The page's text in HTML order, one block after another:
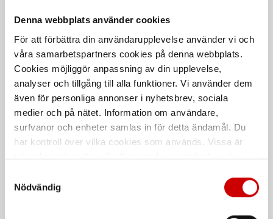
Denna webbplats använder cookies
För att förbättra din användarupplevelse använder vi och
våra samarbetspartners cookies på denna webbplats.
Cookies möjliggör anpassning av din upplevelse,
analyser och tillgång till alla funktioner. Vi använder dem
även för personliga annonser i nyhetsbrev, sociala
medier och på nätet. Information om användare,
surfvanor och enheter samlas in för detta ändamål. Du
har kontroll över vilka cookies som används. Vissa är
tekniskt nödvändiga. Godkännande av statistik- och
länder utanför EU med olika dataskyddsnormer. Genom
att godkänna samtycker du till sådana överföringar. Läs
Nödvändig
Rekommenderat baserat på vald produkt
Kampanj
Karosserisåg DST 380 Karosserisåg WPS 3000